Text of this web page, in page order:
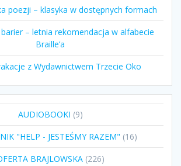
poezji – klasyka w dostępnych formach
– letnia rekomendacja w alfabecie
Braille’a
z Wydawnictwem Trzecie Oko
AUDIOBOOKI 99
produktów
"HELP - JESTEŚMY RAZEM" 1616
produktów
BRAJLOWSKA 226226